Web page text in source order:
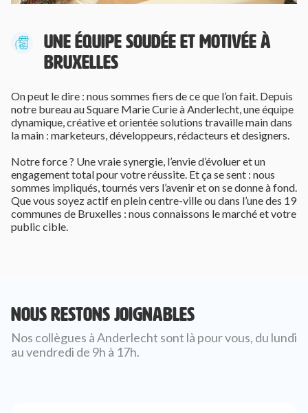
UNE ÉQUIPE SOUDÉE ET MOTIVÉE À
BRUXELLES
On peut le dire : nous sommes fiers de ce que l’on fait. Depuis
notre bureau au Square Marie Curie à Anderlecht, une équipe
dynamique, créative et orientée solutions travaille main dans
la main : marketeurs, développeurs, rédacteurs et designers.
Notre force ? Une vraie synergie, l’envie d’évoluer et un
engagement total pour votre réussite. Et ça se sent : nous
sommes impliqués, tournés vers l’avenir et on se donne à fond.
Que vous soyez actif en plein centre-ville ou dans l’une des 19
communes de Bruxelles : nous connaissons le marché et votre
public cible.
Nous restons joignables
Nos collègues à Anderlecht sont là pour vous, du lundi
au vendredi de 9h à 17h.